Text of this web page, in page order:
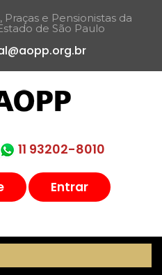
Praças e Pensionistas da
de São Paulo​
11 93202-8010
Entrar